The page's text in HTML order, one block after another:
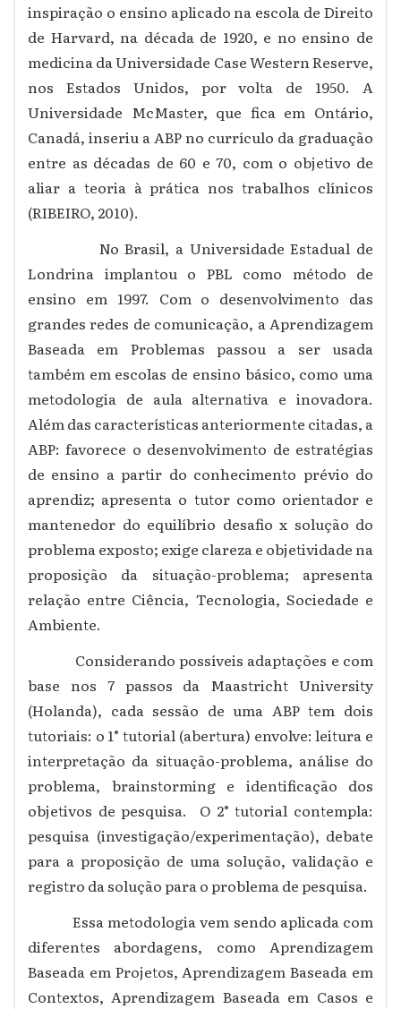
inspiração o ensino aplicado na escola de Direito
de Harvard, na década de 1920, e no ensino de
medicina da Universidade Case Western Reserve,
nos Estados Unidos, por volta de 1950. A
Universidade McMaster, que fica em Ontário,
Canadá, inseriu a ABP no currículo da graduação
entre as décadas de 60 e 70, com o objetivo de
aliar a teoria à prática nos trabalhos clínicos
(RIBEIRO, 2010).
No Brasil, a Universidade Estadual de
Londrina implantou o PBL como método de
ensino em 1997. Com o desenvolvimento das
grandes redes de comunicação, a Aprendizagem
Baseada em Problemas passou a ser usada
também em escolas de ensino básico, como uma
metodologia de aula alternativa e inovadora.
Além das características anteriormente citadas, a
ABP: favorece o desenvolvimento de estratégias
de ensino a partir do conhecimento prévio do
aprendiz; apresenta o tutor como orientador e
mantenedor do equilíbrio desafio x solução do
problema exposto; exige clareza e objetividade na
proposição da situação-problema; apresenta
relação entre Ciência, Tecnologia, Sociedade e
Ambiente.
Considerando possíveis adaptações e com
base nos 7 passos da Maastricht University
(Holanda), cada sessão de uma ABP tem dois
tutoriais: o 1° tutorial (abertura) envolve: leitura e
interpretação da situação-problema, análise do
problema, brainstorming e identificação dos
objetivos de pesquisa. O 2° tutorial contempla:
pesquisa (investigação/experimentação), debate
para a proposição de uma solução, validação e
registro da solução para o problema de pesquisa.
Essa metodologia vem sendo aplicada com
diferentes abordagens, como Aprendizagem
Baseada em Projetos, Aprendizagem Baseada em
Contextos, Aprendizagem Baseada em Casos e